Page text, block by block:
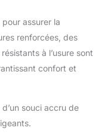
assurer la
renforcées, des
à l’usure sont
confort et
souci accru de